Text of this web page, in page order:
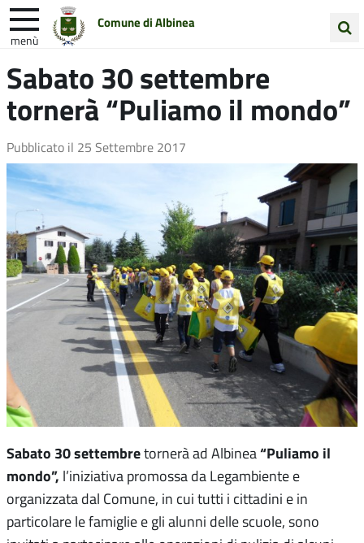
Comune di Albinea
menù
nel
sito
Entra in Comune Vivi Albinea
Unione Colline Matildiche
Sabato 30 settembre
tornerà “Puliamo il mondo”
Pubblicato il 25 Settembre 2017
Sabato 30 settembretornerà ad Albinea“Puliamo il
mondo”, l’iniziativa promossa da Legambiente e
organizzata dal Comune, in cui tutti i cittadini e in
particolare le famiglie e gli alunni delle scuole, sono